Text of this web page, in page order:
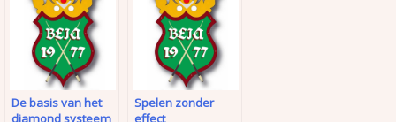
De basis van het
diamond systeem
Spelen zonder
effect